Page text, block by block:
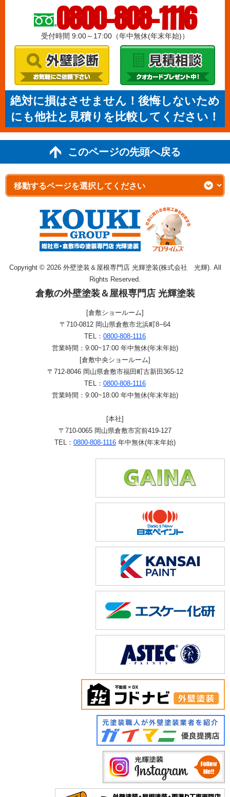
0800-808-1116
受付時間 9:00～17:00（年中無休(年末年始)）
絶対に損はさせません！後悔しないため
にも他社と見積りを比較してください！
このページの先頭へ戻る
Copyright © 2026 外壁塗装＆屋根専門店 光輝塗装(株式会社 光輝). All
Rights Reserved.
倉敷の外壁塗装＆屋根専門店 光輝塗装
[倉敷ショールーム]
〒710-0812 岡山県倉敷市北浜町8−64
TEL： 0800-808-1116
営業時間：9:00~17:00 年中無休(年末年始)
[倉敷中央ショールーム]
〒712-8046 岡山県倉敷市福田町古新田365-12
TEL： 0800-808-1116
営業時間：9:00~18:00 年中無休(年末年始)
[本社]
〒710-0065 岡山県倉敷市宮前419-127
TEL： 0800-808-1116 年中無休(年末年始)